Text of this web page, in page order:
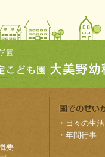
要
・ 日々の生活
・ 年間行事